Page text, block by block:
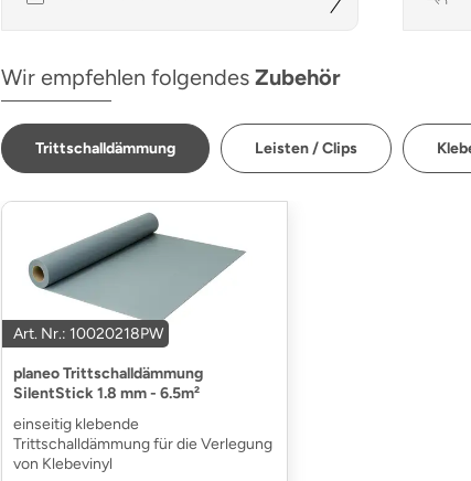
Wir empfehlen folgendes Zubehör
Trittschalldämmung Leisten / Clips
Art. Nr.: 10020218PW
planeo Trittschalldämmung
SilentStick 1.8 mm - 6.5m²
einseitig klebende
Trittschalldämmung für die Verlegung
von Klebevinyl